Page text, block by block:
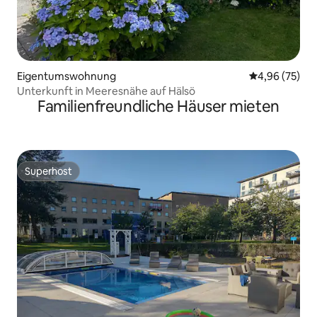
Eigentumswohnung
4,96 (75)
Unterkunft in Meeresnähe auf Hälsö
Familienfreundliche Häuser mieten
Superhost
Superhost